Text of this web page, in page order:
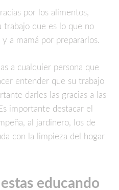
por los alimentos,
trabajo que es lo que no
a mamá por prepararlos.
a cualquier persona que
entender que su trabajo
darles las gracias a las
importante destacar el
al jardinero, los de
con la limpieza del hogar
educando